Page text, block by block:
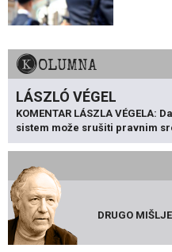
KOLUMNA
LÁSZLÓ VÉGEL
KOMENTAR LÁSZLA VÉGELA:
sistem može srušiti pravnim
DRUGO